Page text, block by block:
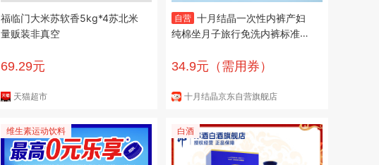
福临门大米苏软香5kg*4苏北米
量贩装非真空
69.29元
天猫超市
自营 十月结晶一次性内裤产妇
纯棉坐月子旅行免洗内裤标准码
34.9元（需用券）
十月结晶京东自营旗舰店
维生素运动饮料 白酒